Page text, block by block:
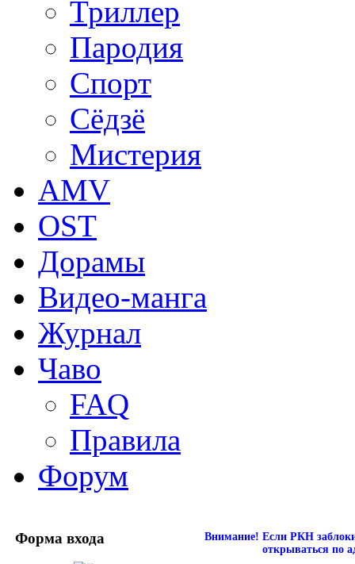
Триллер
Пародия
Спорт
Сёдзё
Мистерия
AMV
OST
Дорамы
Видео-манга
Журнал
Чаво
FAQ
Правила
Форум
Форма входа
Внимание! Если РКН
открываться по